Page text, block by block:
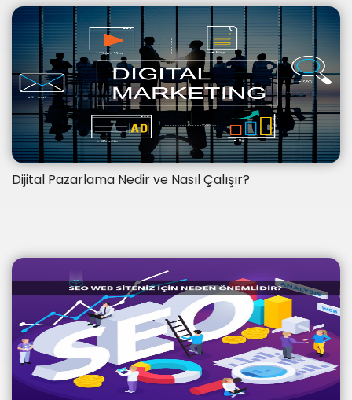
Dijital Pazarlama Nedir ve Nasıl Çalışır?